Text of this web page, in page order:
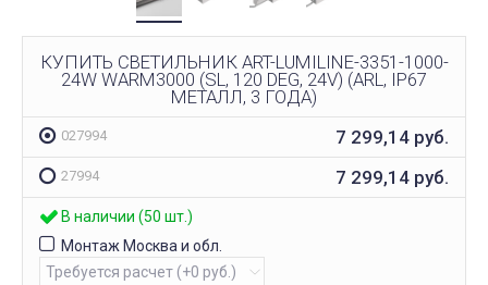
КУПИТЬ СВЕТИЛЬНИК ART-LUMILINE-3351-1000-
24W WARM3000 (SL, 120 DEG, 24V) (ARL, IP67
МЕТАЛЛ, 3 ГОДА)
027994 7 299,14 руб.
27994 7 299,14 руб.
В наличии (50 шт.)
Монтаж Москва и обл.